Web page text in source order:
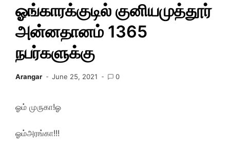
ஓங்காரக்குடில் குனியமுத்தூர்
அன்னதானம் 1365
நபர்களுக்கு
Arangar June 25, 2021 0
ஓம் முருகா!ஓ
ஓம்அரங்கா!!!